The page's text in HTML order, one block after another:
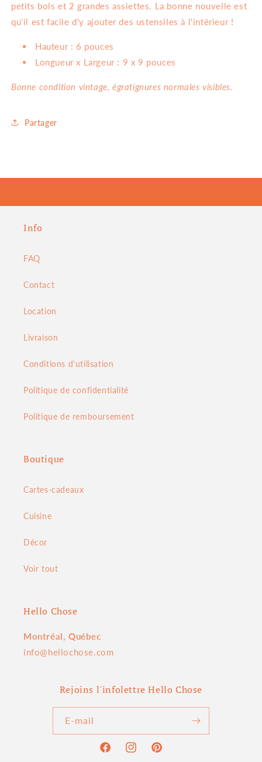
petits bols et 2 grandes assiettes. La bonne nouvelle est
qu'il est facile d'y ajouter des ustensiles à l'intérieur !
Hauteur : 6 pouces
Longueur x Largeur : 9 x 9 pouces
Bonne condition vintage, égratignures normales visibles.
Partager
Info
FAQ
Contact
Location
Livraison
Conditions d'utilisation
Politique de confidentialité
Politique de remboursement
Boutique
Cartes-cadeaux
Cuisine
Décor
Voir tout
Hello Chose
Montréal, Québec
info@hellochose.com
Rejoins l'infolettre Hello Chose
E-mail
FacebookInstagramPinterest